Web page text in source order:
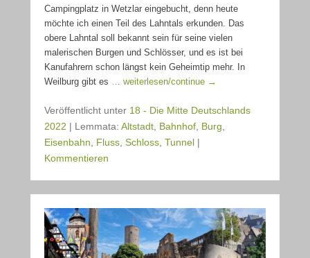
Campingplatz in Wetzlar eingebucht, denn heute
möchte ich einen Teil des Lahntals erkunden. Das
obere Lahntal soll bekannt sein für seine vielen
malerischen Burgen und Schlösser, und es ist bei
Kanufahrern schon längst kein Geheimtip mehr. In
Weilburg gibt es
… weiterlesen/continue →
Veröffentlicht unter 18 - Die Mitte Deutschlands
2022 | Lemmata: Altstadt Bahnhof Burg
Eisenbahn
Fluss Schloss Tunnel |
Kommentieren